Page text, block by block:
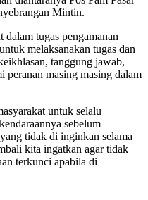
Mintin.
tugas pengamanan
melaksanakan tugas dan
tanggung jawab,
peranan masing masing dalam
untuk selalu
sebelum
tidak di inginkan selama
kita ingatkan agar tidak
terkunci apabila di